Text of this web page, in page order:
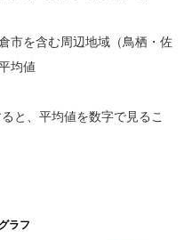
市を含む周辺地域（鳥栖・佐
均値
と、平均値を数字で見るこ
ラフ